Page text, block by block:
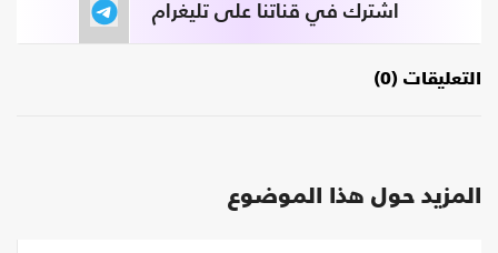
اشترك في قناتنا على تليغرام
التعليقات (0)
المزيد حول هذا الموضوع